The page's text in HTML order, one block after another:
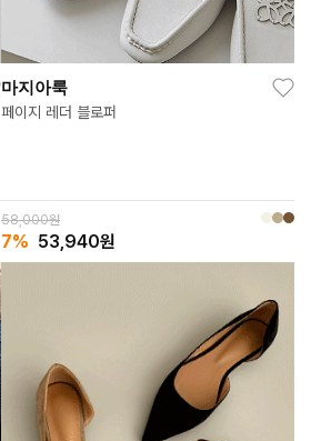
마지아룩
페이지 레더 블로퍼
58,000원
7% 53,940원